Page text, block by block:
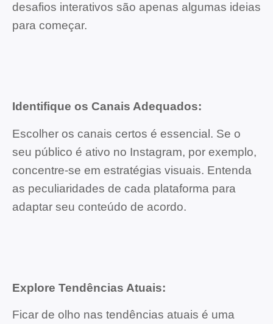
desafios interativos são apenas algumas ideias
para começar.
Identifique os Canais Adequados:
Escolher os canais certos é essencial. Se o
seu público é ativo no Instagram, por exemplo,
concentre-se em estratégias visuais. Entenda
as peculiaridades de cada plataforma para
adaptar seu conteúdo de acordo.
Explore Tendências Atuais:
Ficar de olho nas tendências atuais é uma